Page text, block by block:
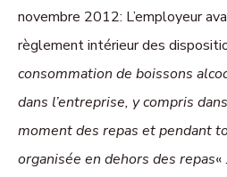
novembre 2012: L’employeur
règlement intérieur des
consommation de boissons
dans l’entreprise, y compris
moment des repas et pendant
organisée en dehors des repas«